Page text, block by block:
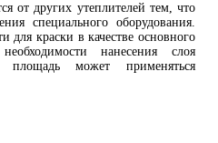
от других утеплителей тем, что
специального оборудования.
для краски в качестве основного
нанесения слоя
может применяться